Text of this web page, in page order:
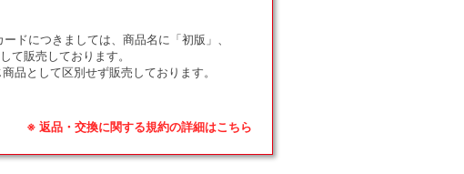
ドにつきましては、商品名に「初版」、
て販売しております。
品として区別せず販売しております。
※ 返品・交換に関する規約の詳細はこちら